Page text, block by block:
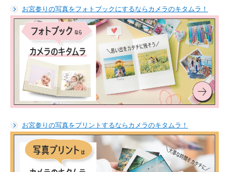
お宮参りの写真をフォトブックにするならカメラのキタムラ！
お宮参りの写真をプリントするならカメラのキタムラ！